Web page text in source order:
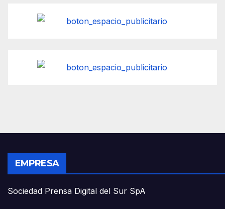
EMPRESA
Sociedad Prensa Digital del Sur SpA